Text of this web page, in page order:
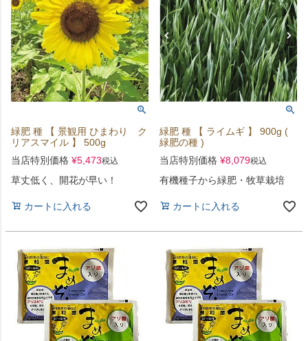
緑肥 種 【 景観用 ひまわり ク
リアスマイル 】 500g
当店特別価格 ¥5,473税込
草丈低く、開花が早い！
カートに入れる
緑肥 種 【 ライムギ 】 900g (
緑肥の種 )
当店特別価格 ¥8,079税込
有機種子から緑肥・牧草栽培
カートに入れる